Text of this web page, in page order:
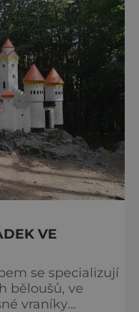
t
VE
se specializují
běloušů, ve
vraníky